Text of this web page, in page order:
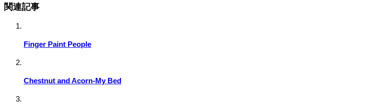
関連記事
Finger Paint People
Chestnut and Acorn-My Bed